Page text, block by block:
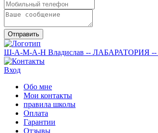
Отправить
Ш-А-М-А-Н Владислав -- ЛАБАРАТОРИЯ --
Вход
Обо мне
Мои контакты
правила школы
Оплата
Гарантии
Отзывы